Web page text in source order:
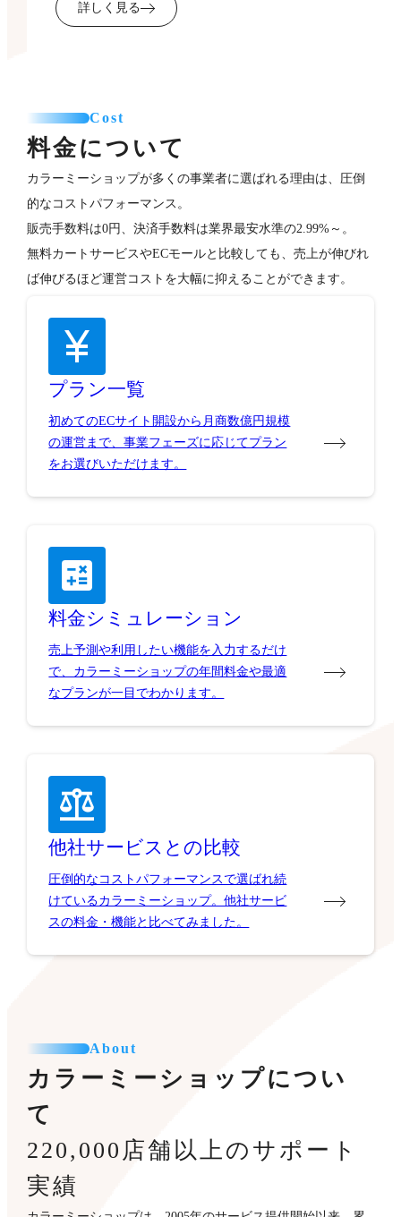
詳しく見る
Cost
料金について
カラーミーショップが多くの事業者に選ばれる理由は、圧倒
的なコストパフォーマンス。
販売手数料は0円、決済手数料は業界最安水準の2.99%～。
無料カートサービスやECモールと比較しても、売上が伸びれ
ば伸びるほど運営コストを大幅に抑えることができます。
プラン一覧
初めてのECサイト開設から月商数億円規模
の運営まで、事業フェーズに応じてプラン
をお選びいただけます。
料金シミュレーション
売上予測や利用したい機能を入力するだけ
で、カラーミーショップの年間料金や最適
なプランが一目でわかります。
他社サービスとの比較
圧倒的なコストパフォーマンスで選ばれ続
けているカラーミーショップ。他社サービ
スの料金・機能と比べてみました。
About
カラーミーショップについ
て
220,000店舗以上のサポート
実績